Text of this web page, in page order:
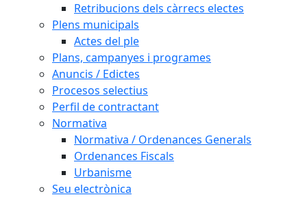
Retribucions dels càrrecs electes
Plens municipals
Actes del ple
Plans, campanyes i programes
Anuncis / Edictes
Procesos selectius
Perfil de contractant
Normativa
Normativa / Ordenances Generals
Ordenances Fiscals
Urbanisme
Seu electrònica